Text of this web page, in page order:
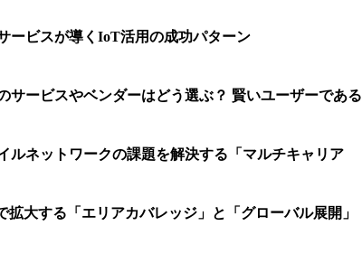
ービスが導くIoT活用の成功パターン
サービスやベンダーはどう選ぶ？ 賢いユーザーである
ルネットワークの課題を解決する「マルチキャリア
拡大する「エリアカバレッジ」と「グローバル展開」